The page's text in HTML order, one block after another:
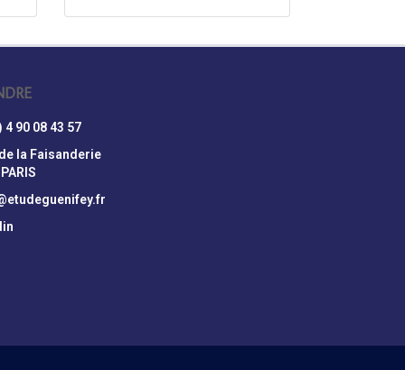
4 90 08 43 57
la Faisanderie